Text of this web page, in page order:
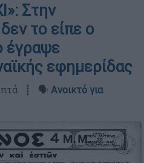
Στην
το είπε ο
έγραψε
εφημερίδας
┋ 🗣️ Ανοικτό για